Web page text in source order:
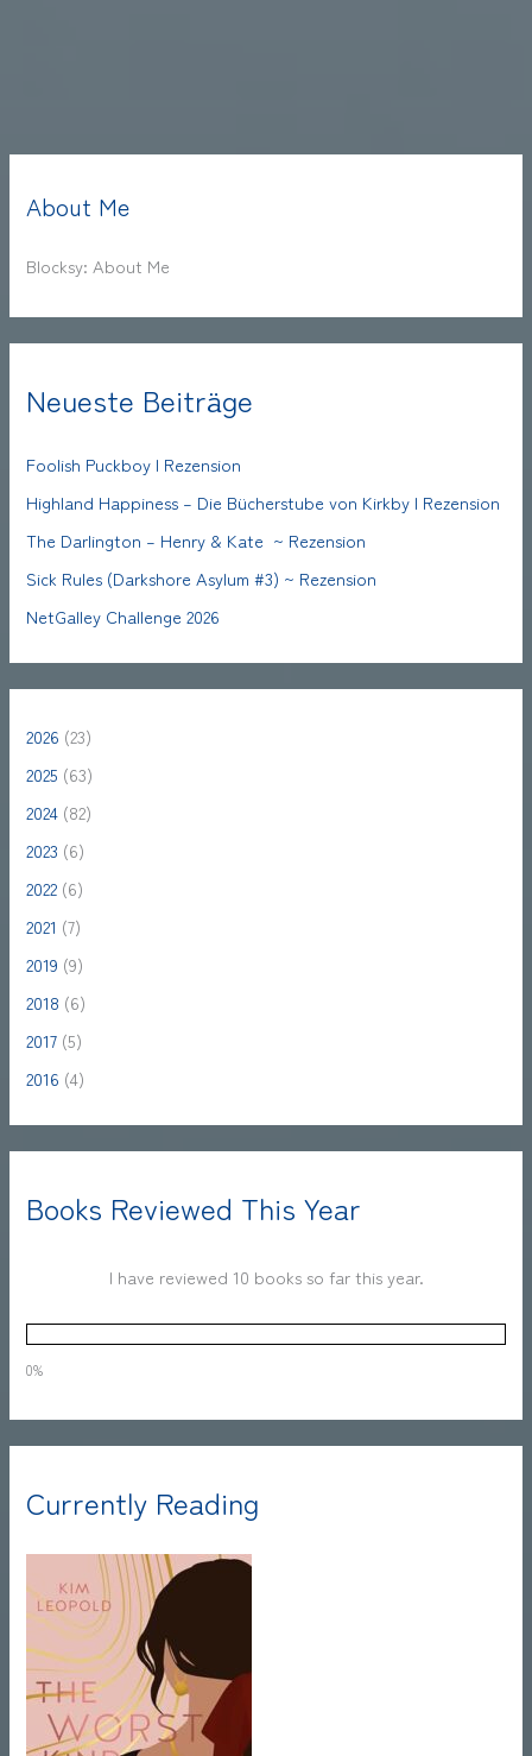
About Me
Blocksy: About Me
Neueste Beiträge
Foolish Puckboy | Rezension
Highland Happiness – Die Bücherstube von Kirkby | Rezension
The Darlington – Henry & Kate ~ Rezension
Sick Rules (Darkshore Asylum #3) ~ Rezension
NetGalley Challenge 2026
2026 (23)
2025 (63)
2024 (82)
2023 (6)
2022 (6)
2021 (7)
2019 (9)
2018 (6)
2017 (5)
2016 (4)
Books Reviewed This Year
I have reviewed 10 books so far this year.
0%
Currently Reading